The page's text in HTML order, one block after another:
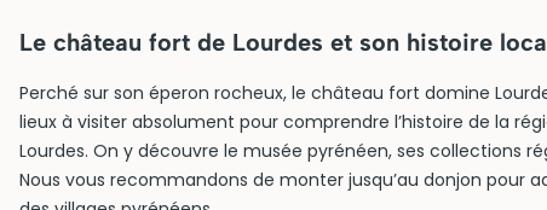
Le château fort de Lourdes et son histoire
Perché sur son éperon rocheux, le château fort domine
lieux à visiter absolument pour comprendre l’histoire de la
Lourdes. On y découvre le musée pyrénéen, ses collections
Nous vous recommandons de monter jusqu’au donjon pour